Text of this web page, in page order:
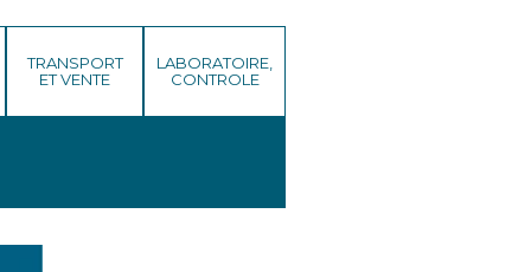
TRANSPORT
ET VENTE
LABORATOIRE,
CONTROLE